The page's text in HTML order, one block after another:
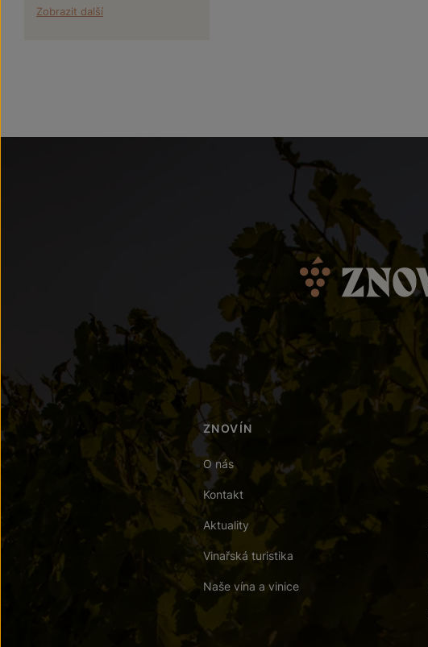
Zobrazit další
ZNOVÍN
O nás
Kontakt
Aktuality
Vinařská turistika
Naše vína a vinice